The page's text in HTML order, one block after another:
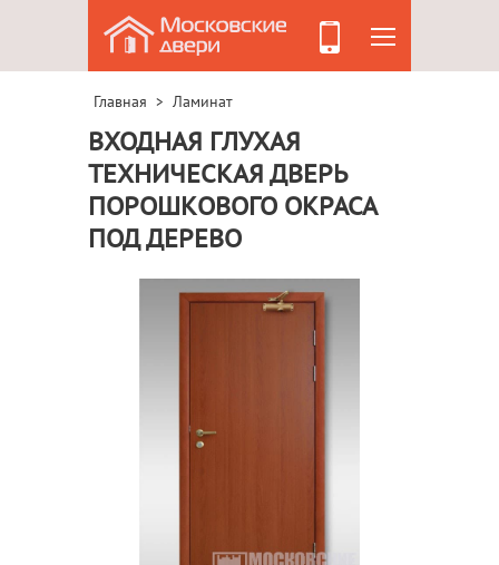
Главная > Ламинат
ВХОДНАЯ ГЛУХАЯ
ТЕХНИЧЕСКАЯ ДВЕРЬ
ПОРОШКОВОГО ОКРАСА
ПОД ДЕРЕВО